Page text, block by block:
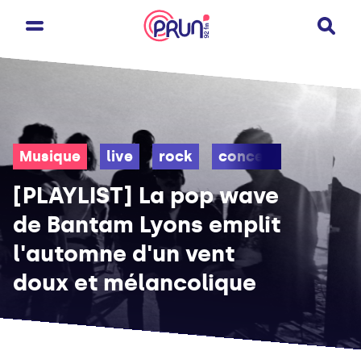
Musique live rock concert
[PLAYLIST] La pop wave
de Bantam Lyons emplit
l'automne d'un vent
doux et mélancolique